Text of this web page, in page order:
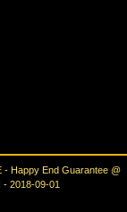
- Happy End Guarantee @
- 2018-09-01